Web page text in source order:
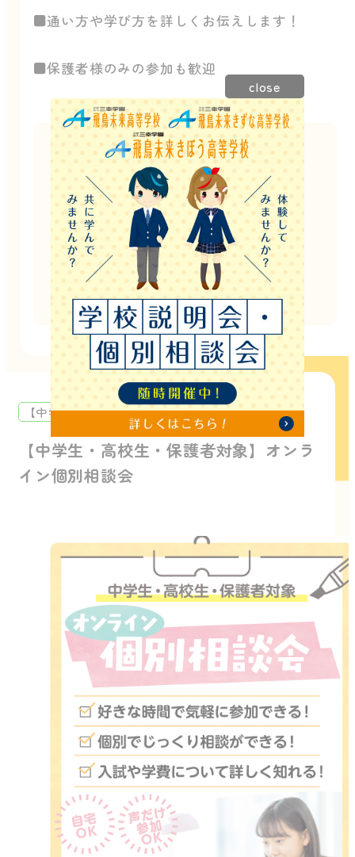
■通い方や学び方を詳しくお伝えします！
■保護者様のみの参加も歓迎
このイベントは終了しました。
他にもたくさんのイベントを開催しています。
お電話でのご案内も可能ですので
お気軽にお問い合わせください！
お電話でのお問い合わせはこちら
022-791-0315
【中学生・高校生・保護者対象】オンラ
イン個別相談会
【中学生・高校生・保護者】ｵﾝﾗｲﾝ個別相談会📱
close